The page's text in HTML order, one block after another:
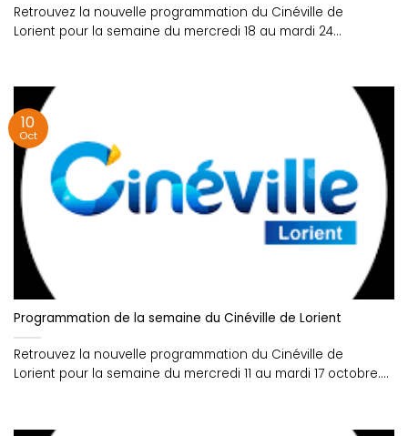
Retrouvez la nouvelle programmation du Cinéville de
Lorient pour la semaine du mercredi 18 au mardi 24
Programmation de la semaine du Cinéville de Lorient
Retrouvez la nouvelle programmation du Cinéville de
Lorient pour la semaine du mercredi 11 au mardi 17 octobre....
10
Oct